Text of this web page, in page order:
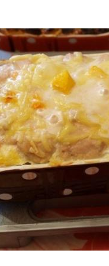
из картофеля
запеканка